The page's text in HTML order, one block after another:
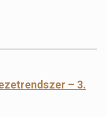
– 3.